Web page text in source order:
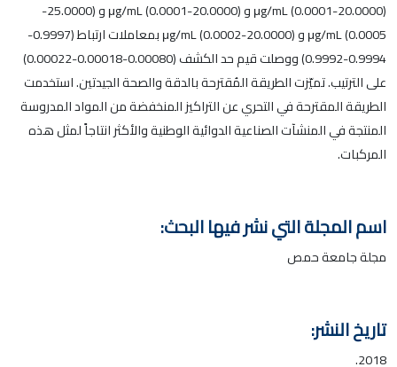
(20.0000-0.0001) μg/mL و (20.0000-0.0001) μg/mL و (25.0000-
0.0005) μg/mL و (20.0000-0.0002) μg/mL بمعاملات ارتباط (0.9997-
0.9994-0.9992) ووصلت قيم حد الكشف (0.00080-0.00018-0.00022)
على الترتيب. تميّزت الطريقة المُقترحة بالدقة والصحة الجيدتين. استخدمت
الطريقة المقترحة في التحري عن التراكيز المنخفضة من المواد المدروسة
المنتجة في المنشآت الصناعية الدوائية الوطنية والأكثر انتاجاً لمثل هذه
المركبات.
اسم المجلة التي نشر فيها البحث:
مجلة جامعة حمص
تاريخ النشر:
2018.